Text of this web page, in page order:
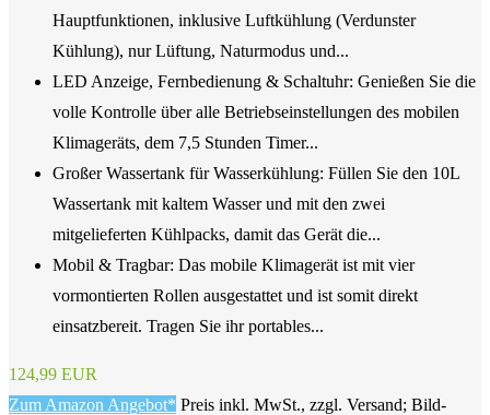
Hauptfunktionen, inklusive Luftkühlung (Verdunster
Kühlung), nur Lüftung, Naturmodus und...
LED Anzeige, Fernbedienung & Schaltuhr: Genießen Sie die
volle Kontrolle über alle Betriebseinstellungen des mobilen
Klimageräts, dem 7,5 Stunden Timer...
Großer Wassertank für Wasserkühlung: Füllen Sie den 10L
Wassertank mit kaltem Wasser und mit den zwei
mitgelieferten Kühlpacks, damit das Gerät die...
Mobil & Tragbar: Das mobile Klimagerät ist mit vier
vormontierten Rollen ausgestattet und ist somit direkt
einsatzbereit. Tragen Sie ihr portables...
124,99 EUR
Zum Amazon Angebot* Preis inkl. MwSt., zzgl. Versand; Bild-